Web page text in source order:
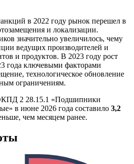
в 2022 году рынок перешел в
и локализации.
значительно увеличилось, чему
ведущих производителей и
и продуктов. В 2023 году рост
года ключевыми факторами
технологическое обновление
ограничениям.
2 28.15.1 «Подшипники
в июне 2026 года составило 3,2
чем месяцем ранее.